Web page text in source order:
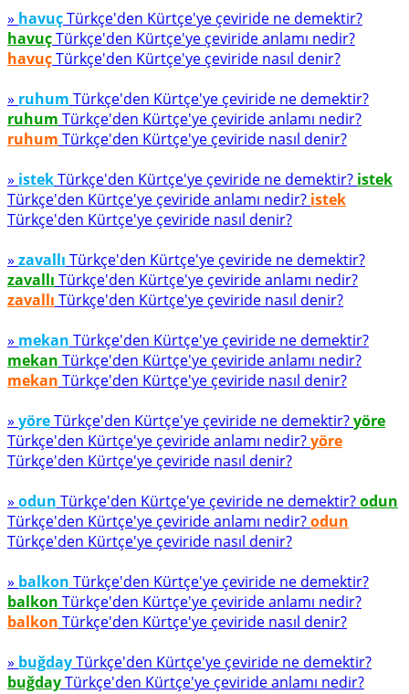
» havuçTürkçe'den Kürtçe'ye çeviride ne demektir?
havuçTürkçe'den Kürtçe'ye çeviride anlamı nedir?
havuçTürkçe'den Kürtçe'ye çeviride nasıl denir?
» ruhum Türkçe'den Kürtçe'ye çeviride ne demektir?
ruhum Türkçe'den Kürtçe'ye çeviride anlamı nedir?
ruhum Türkçe'den Kürtçe'ye çeviride nasıl denir?
» istekTürkçe'den Kürtçe'ye çeviride ne demektir? istek
Türkçe'den Kürtçe'ye çeviride anlamı nedir? istek
Türkçe'den Kürtçe'ye çeviride nasıl denir?
» zavallı Türkçe'den Kürtçe'ye çeviride ne demektir?
zavallı Türkçe'den Kürtçe'ye çeviride anlamı nedir?
zavallı Türkçe'den Kürtçe'ye çeviride nasıl denir?
» mekan Türkçe'den Kürtçe'ye çeviride ne demektir?
mekan Türkçe'den Kürtçe'ye çeviride anlamı nedir?
mekan Türkçe'den Kürtçe'ye çeviride nasıl denir?
» yöreTürkçe'den Kürtçe'ye çeviride ne demektir?yöre
Türkçe'den Kürtçe'ye çeviride anlamı nedir?yöre
Türkçe'den Kürtçe'ye çeviride nasıl denir?
» odun Türkçe'den Kürtçe'ye çeviride ne demektir?odun
Türkçe'den Kürtçe'ye çeviride anlamı nedir?odun
Türkçe'den Kürtçe'ye çeviride nasıl denir?
» balkon Türkçe'den Kürtçe'ye çeviride ne demektir?
balkon Türkçe'den Kürtçe'ye çeviride anlamı nedir?
balkon Türkçe'den Kürtçe'ye çeviride nasıl denir?
» buğdayTürkçe'den Kürtçe'ye çeviride ne demektir?
buğdayTürkçe'den Kürtçe'ye çeviride anlamı nedir?